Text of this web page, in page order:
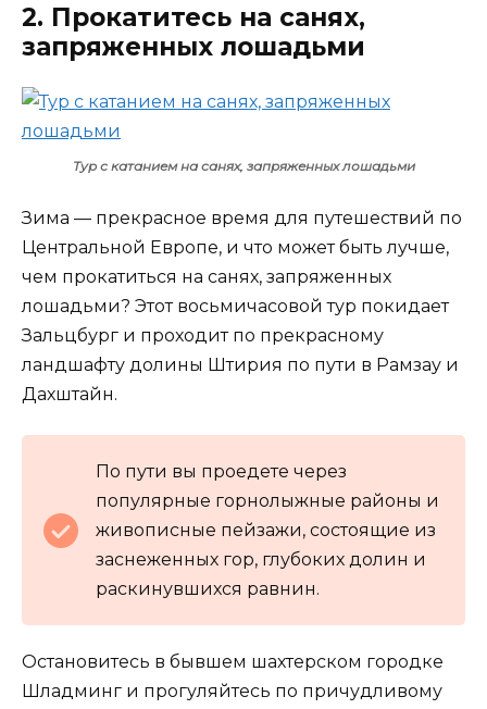
2. Прокатитесь на санях,
запряженных лошадьми
Тур с катанием на санях, запряженных лошадьми
Зима — прекрасное время для путешествий по
Центральной Европе, и что может быть лучше,
чем прокатиться на санях, запряженных
лошадьми? Этот восьмичасовой тур покидает
Зальцбург и проходит по прекрасному
ландшафту долины Штирия по пути в Рамзау и
Дахштайн.
По пути вы проедете через
популярные горнолыжные районы и
живописные пейзажи, состоящие из
заснеженных гор, глубоких долин и
раскинувшихся равнин.
Остановитесь в бывшем шахтерском городке
Шладминг и прогуляйтесь по причудливому